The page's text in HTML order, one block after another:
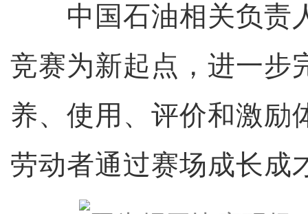
中国石油相关负责
竞赛为新起点，进一步
养、使用、评价和激励
劳动者通过赛场成长成